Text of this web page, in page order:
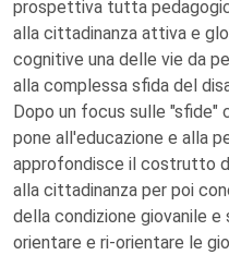
prospettiva tutta
alla cittadinanza attiva e
cognitive una delle vie da
alla complessa sfida del
Dopo un focus sulle "sfide"
pone all'educazione e alla
approfondisce il costrutto
alla cittadinanza per poi
della condizione giovanile
orientare e ri-orientare le